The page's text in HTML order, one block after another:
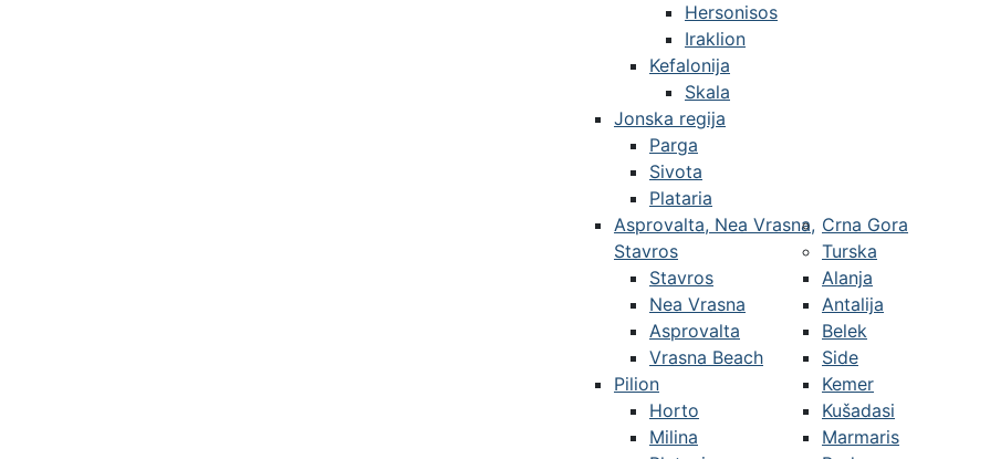
Hersonisos
Iraklion
Kefalonija
Skala
Jonska regija
Parga
Sivota
Plataria
Asprovalta, Nea Vrasna,
Stavros
Stavros
Nea Vrasna
Asprovalta
Vrasna Beach
Pilion
Horto
Milina
Crna Gora
Turska
Alanja
Antalija
Belek
Side
Kemer
Kušadasi
Marmaris